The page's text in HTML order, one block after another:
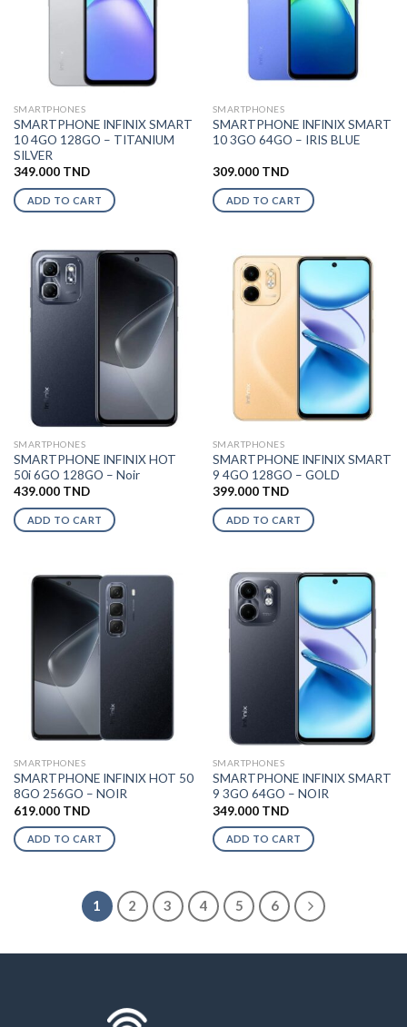
SMARTPHONES
SMARTPHONE INFINIX SMART
10 4GO 128GO – TITANIUM
SILVER
349.000 TND
ADD TO CART
SMARTPHONES
SMARTPHONE INFINIX SMART
10 3GO 64GO – IRIS BLUE
309.000 TND
ADD TO CART
SMARTPHONES
SMARTPHONE INFINIX HOT
50i 6GO 128GO – Noir
439.000 TND
ADD TO CART
SMARTPHONES
SMARTPHONE INFINIX SMART
9 4GO 128GO – GOLD
399.000 TND
ADD TO CART
SMARTPHONES
SMARTPHONE INFINIX HOT 50
8GO 256GO – NOIR
619.000 TND
ADD TO CART
SMARTPHONES
SMARTPHONE INFINIX SMART
9 3GO 64GO – NOIR
349.000 TND
ADD TO CART
1 2 3 4 5 6